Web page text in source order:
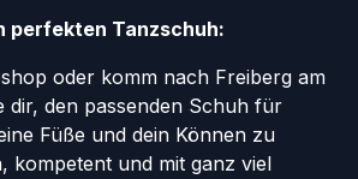
perfekten Tanzschuh:
oder komm nach Freiberg am
dir, den passenden Schuh für
Füße und dein Können zu
kompetent und mit ganz viel